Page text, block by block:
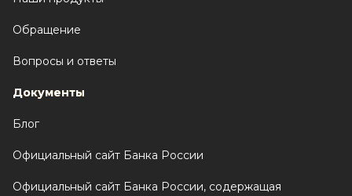
Обращение
Вопросы и ответы
Документы
Блог
Официальный сайт Банка России
Официальный сайт Банка России, содержащая